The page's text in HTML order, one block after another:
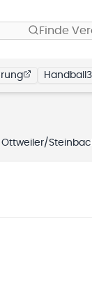
Finde
Ottweiler/